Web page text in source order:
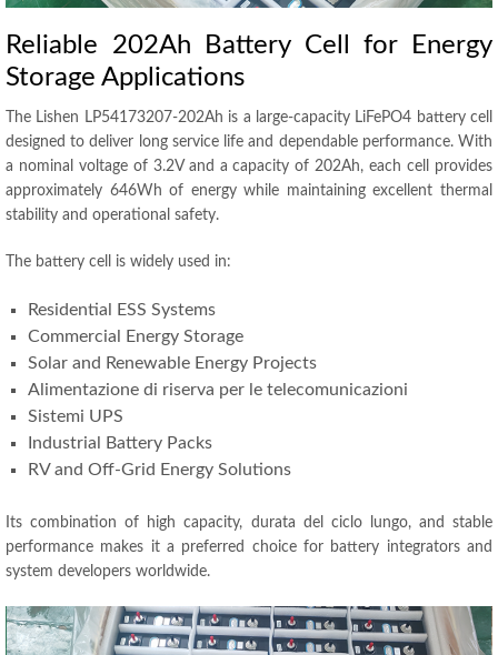
Reliable 202Ah Battery Cell for Energy
Storage Applications
The Lishen LP54173207-202Ah is a large-capacity LiFePO4 battery cell
designed to deliver long service life and dependable performance. With
a nominal voltage of 3.2V and a capacity of 202Ah,each cell provides
approximately 646Wh of energy while maintaining excellent thermal
stability and operational safety.
The battery cell is widely used in:
Residential ESS Systems
Commercial Energy Storage
Solar and Renewable Energy Projects
Alimentazione di riserva per le telecomunicazioni
Sistemi UPS
Industrial Battery Packs
RV and Off-Grid Energy Solutions
Its combination of high capacity, durata del ciclo lungo, and stable
performance makes it a preferred choice for battery integrators and
system developers worldwide.